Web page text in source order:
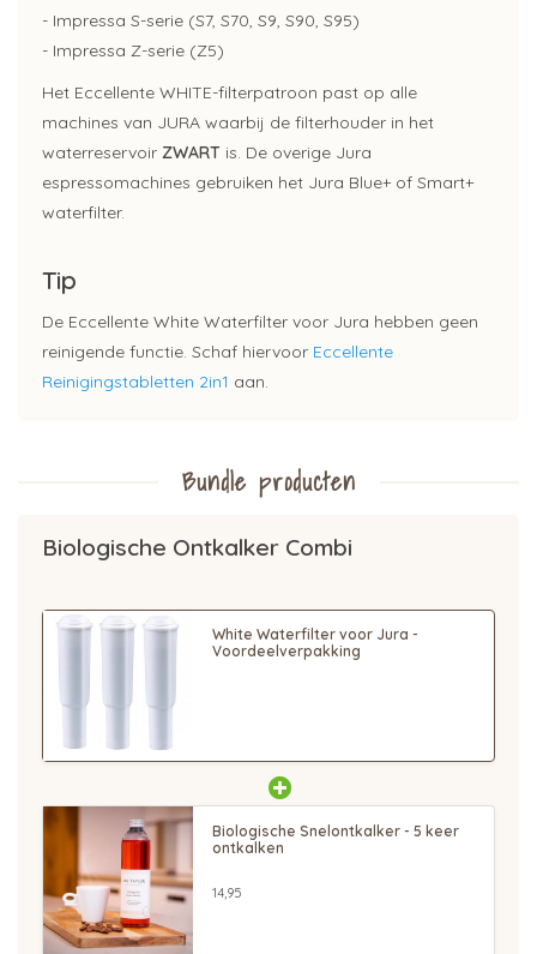
- Impressa S-serie (S7, S70, S9, S90, S95)
- Impressa Z-serie (Z5)
Het Eccellente WHITE-filterpatroon past op alle
machines van JURA waarbij de filterhouder in het
waterreservoir ZWART is. De overige Jura
espressomachines gebruiken het Jura Blue+ of Smart+
waterfilter.
Tip
De Eccellente White Waterfilter voor Jura hebben geen
reinigende functie. Schaf hiervoor Eccellente
Reinigingstabletten 2in1 aan.
Bundle producten
Biologische Ontkalker Combi
White Waterfilter voor Jura -
Voordeelverpakking
Biologische Snelontkalker - 5 keer
ontkalken
14,95